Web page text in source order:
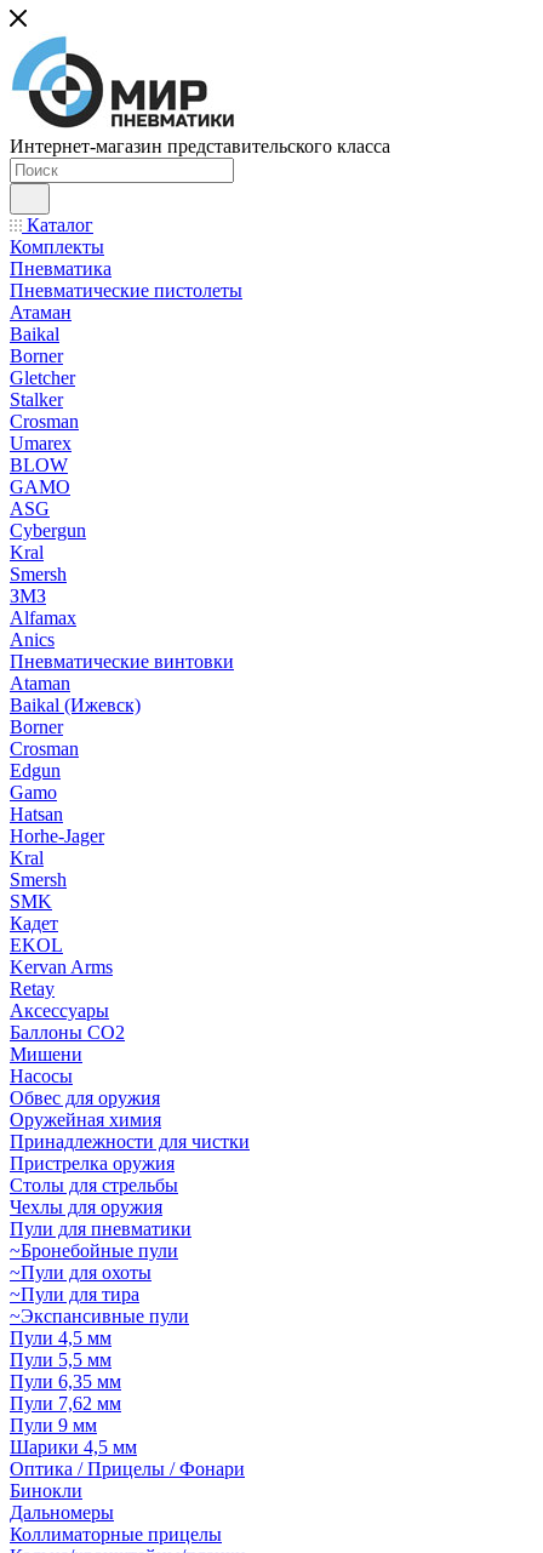
Интернет-магазин представительского класса
Каталог
Комплекты
Пневматика
Пневматические пистолеты
Атаман
Baikal
Borner
Gletcher
Stalker
Crosman
Umarex
BLOW
GAMO
ASG
Cybergun
Kral
Smersh
ЗМЗ
Alfamax
Anics
Пневматические винтовки
Ataman
Baikal (Ижевск)
Borner
Crosman
Edgun
Gamo
Hatsan
Horhe-Jager
Kral
Smersh
SMK
Кадет
EKOL
Kervan Arms
Retay
Аксессуары
Баллоны СО2
Мишени
Насосы
Обвес для оружия
Оружейная химия
Принадлежности для чистки
Пристрелка оружия
Столы для стрельбы
Чехлы для оружия
Пули для пневматики
~Бронебойные пули
~Пули для охоты
~Пули для тира
~Экспансивные пули
Пули 4,5 мм
Пули 5,5 мм
Пули 6,35 мм
Пули 7,62 мм
Пули 9 мм
Шарики 4,5 мм
Оптика / Прицелы / Фонари
Бинокли
Дальномеры
Коллиматорные прицелы